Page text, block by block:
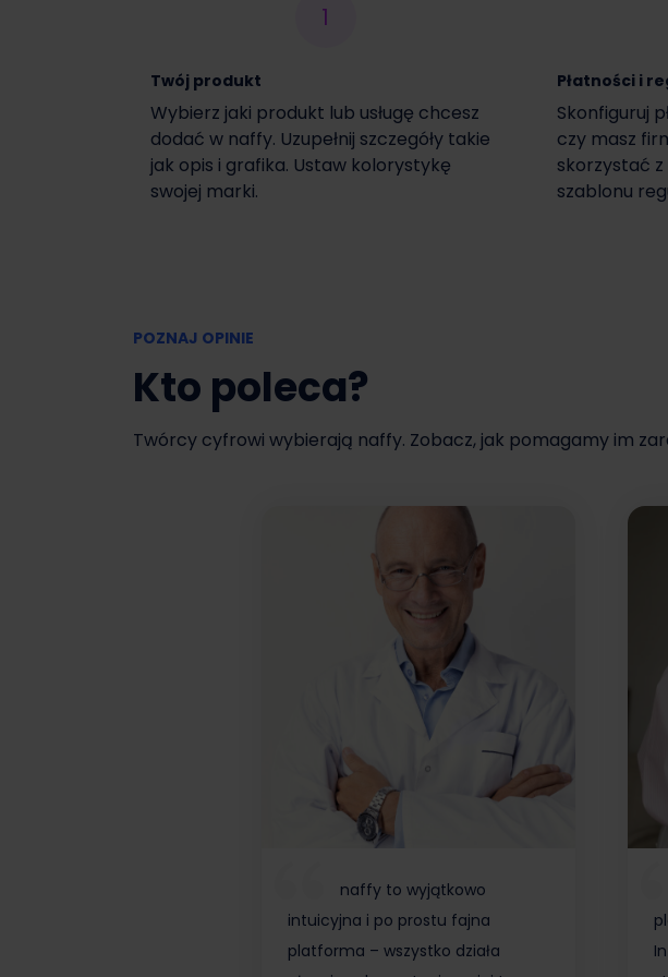
Włącz czasową promocję
1
Twój produkt
Wybierz jaki produkt lub usługę chcesz
dodać w naffy. Uzupełnij szczegóły takie
jak opis i grafika. Ustaw kolorystykę
swojej marki.
Płatności i
Skonfiguruj
czy masz
skorzystać
szablonu
POZNAJ OPINIE
Kto poleca?
Twórcy cyfrowi wybierają naffy. Zobacz, jak pomagamy im
naffy to wyjątkowo
intuicyjna i po prostu fajna
platforma – wszystko działa